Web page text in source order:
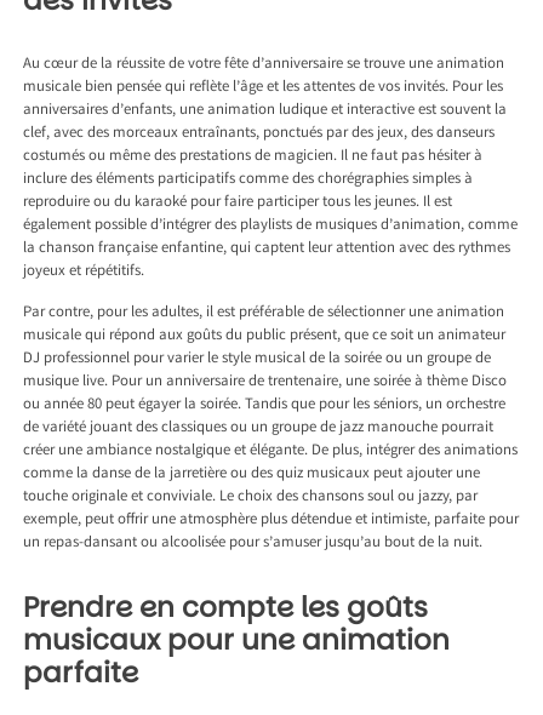
Au cœur de la réussite de votre fête d’anniversaire se trouve une animation
musicale bien pensée qui reflète l’âge et les attentes de vos invités. Pour les
anniversaires d’enfants, une animation ludique et interactive est souvent la
clef, avec des morceaux entraînants, ponctués par des jeux, des danseurs
costumés ou même des prestations de magicien. Il ne faut pas hésiter à
inclure des éléments participatifs comme des chorégraphies simples à
reproduire ou du karaoké pour faire participer tous les jeunes. Il est
également possible d’intégrer des playlists de musiques d’animation, comme
la chanson française enfantine, qui captent leur attention avec des rythmes
joyeux et répétitifs.
Par contre, pour les adultes, il est préférable de sélectionner une animation
musicale qui répond aux goûts du public présent, que ce soit un animateur
DJ professionnel pour varier le style musical de la soirée ou un groupe de
musique live. Pour un anniversaire de trentenaire, une soirée à thème Disco
ou année 80 peut égayer la soirée. Tandis que pour les séniors, un orchestre
de variété jouant des classiques ou un groupe de jazz manouche pourrait
créer une ambiance nostalgique et élégante. De plus, intégrer des animations
comme la danse de la jarretière ou des quiz musicaux peut ajouter une
touche originale et conviviale. Le choix des chansons soul ou jazzy, par
exemple, peut offrir une atmosphère plus détendue et intimiste, parfaite pour
un repas-dansant ou alcoolisée pour s’amuser jusqu’au bout de la nuit.
Prendre en compte les goûts
musicaux pour une animation
parfaite